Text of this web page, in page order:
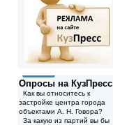
Опросы на КузПресс
Как вы относитесь к
застройке центра города
объектами А. Н. Говора?
За какую из партий вы бы